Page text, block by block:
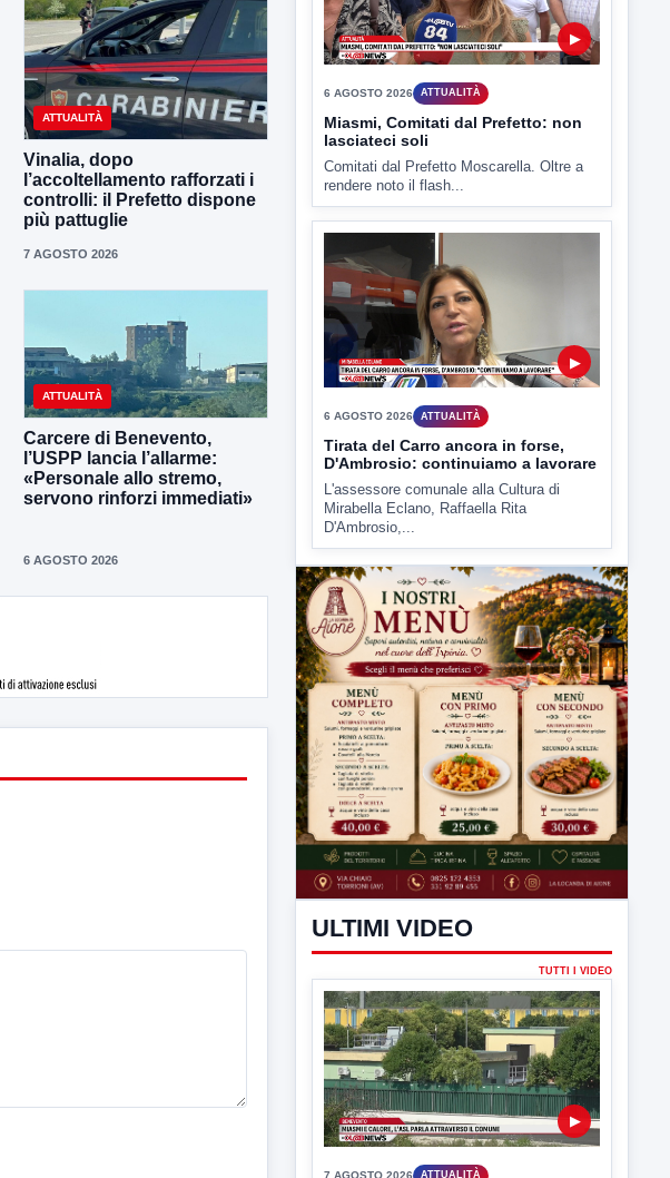
ATTUALITÀ
Vinalia, dopo
l’accoltellamento rafforzati i
controlli: il Prefetto dispone
più pattuglie
7 AGOSTO 2026
ATTUALITÀ
Carcere di Benevento,
l’USPP lancia l’allarme:
«Personale allo stremo,
servono rinforzi immediati»
6 AGOSTO 2026
6 AGOSTO 2026 ATTUALITÀ
Tirata del Carro ancora in forse,
D'Ambrosio: continuiamo a lavorare
L'assessore comunale alla Cultura di
Mirabella Eclano, Raffaella Rita
D'Ambrosio,...
ULTIMI VIDEO
TUTTI I VIDEO
▶
7 AGOSTO 2026 ATTUALITÀ
Miasmi e Calore, l'ASL parla
attraverso il Comune
Nessuna nuova moria di pesci e nessuna
criticità igienico-sanitaria nel...